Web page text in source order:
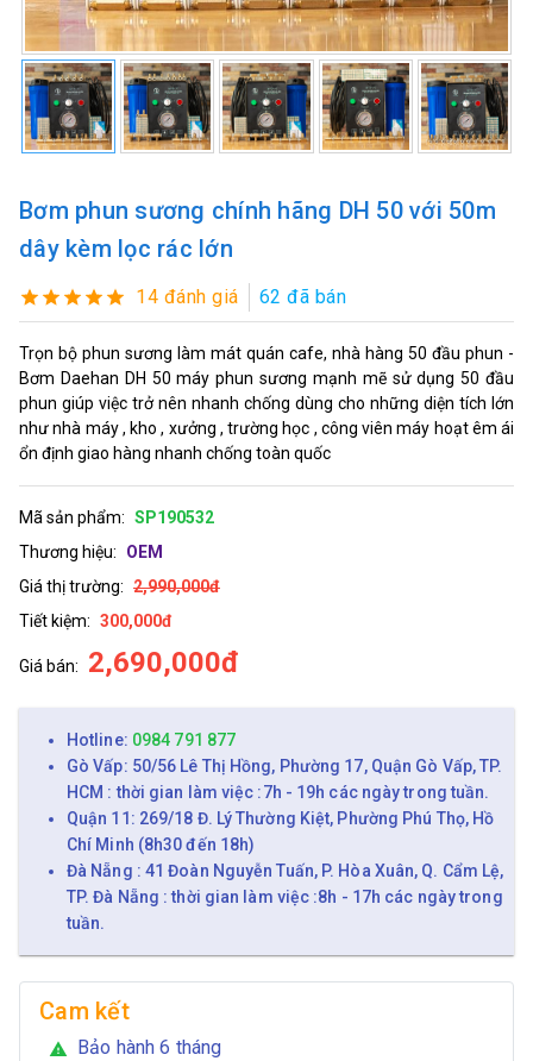
Bơm phun sương chính hãng DH 50 với 50m
dây kèm lọc rác lớn
14 đánh giá 62 đã bán
Trọn bộ phun sương làm mát quán cafe, nhà hàng 50 đầu phun -
Bơm Daehan DH 50 máy phun sương mạnh mẽ sử dụng 50 đầu
phun giúp việc trở nên nhanh chống dùng cho những diện tích lớn
như nhà máy , kho , xưởng , trường học , công viên máy hoạt êm ái
ổn định giao hàng nhanh chống toàn quốc
Mã sản phẩm: SP190532
Thương hiệu:
OEM
Giá thị trường: 2,990,000đ
Tiết kiệm: 300,000đ
Giá bán: 2,690,000đ
Hotline: 0984 791 877
Gò Vấp: 50/56 Lê Thị Hồng, Phường 17, Quận Gò Vấp, TP.
HCM : thời gian làm việc :7h - 19h các ngày trong tuần.
Quận 11: 269/18 Đ. Lý Thường Kiệt, Phường Phú Thọ, Hồ
Chí Minh (8h30 đến 18h)
Đà Nẵng : 41 Đoàn Nguyễn Tuấn, P. Hòa Xuân, Q. Cẩm Lệ,
TP. Đà Nẵng : thời gian làm việc :8h - 17h các ngày trong
tuần.
Cam kết
warning Bảo hành 6 tháng